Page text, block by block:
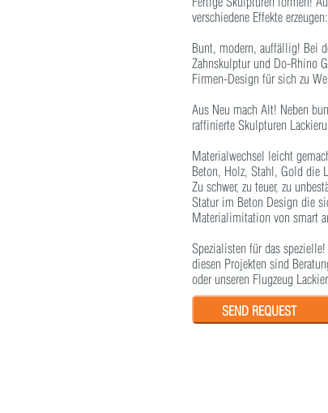
verschiedene Effekte erzeugen:
Bunt, modern, auffällig! Bei
Zahnskulptur und Do-Rhino
Firmen-Design für sich zu
Aus Neu mach Alt! Neben
raffinierte Skulpturen
Materialwechsel leicht
Beton, Holz, Stahl, Gold die
Zu schwer, zu teuer, zu
Statur im Beton Design die
Materialimitation von smart
Spezialisten für das
diesen Projekten sind
oder unseren Flugzeug
SEND REQUEST